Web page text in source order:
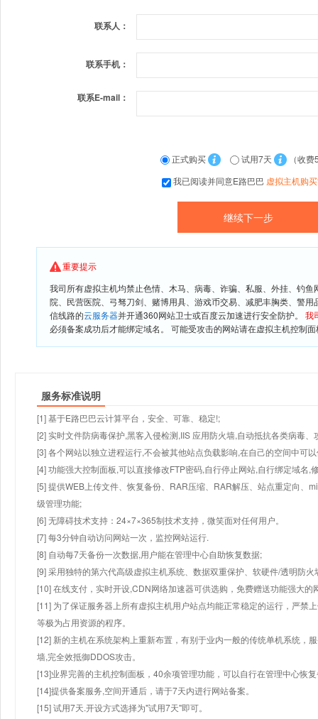
联系人：
联系手机：
联系E-mail：
正式购买 试用7天
（收费
我已阅读并同意E路巴巴 虚拟主机购
重要提示
我司所有虚拟主机均禁止色情、木马、病毒、诈骗、私服、外挂、钓
院、民营医院、弓驽刀剑、赌博用具、游戏币交易、减肥丰胸类、警
信线路的云服务器并开通360网站卫士或百度云加速进行安全防护。 我
必须备案成功后才能绑定域名。 可能受攻击的网站请在虚拟主机控制
服务标准说明
[1] 基于E路巴巴云计算平台，安全、可靠、稳定!;
[2] 实时文件防病毒保护,黑客入侵检测,IIS 应用防火墙,自动抵抗各类病毒、
[3] 各个网站以独立进程运行,不会被其他站点负载影响,在自己的空间中可
[4] 功能强大控制面板,可以直接修改FTP密码,自行停止网站,自行绑定域名,
[5] 提供WEB上传文件、恢复备份、RAR压缩、RAR解压、站点重定向、
级管理功能;
[6] 无障碍技术支持：24×7×365制技术支持，微笑面对任何用户。
[7] 每3分钟自动访问网站一次，监控网站运行.
[8] 自动每7天备份一次数据,用户能在管理中心自助恢复数据;
[9] 采用独特的第六代高级虚拟主机系统、数据双重保护、软硬件/透明防火
[10] 在线支付，实时开设,CDN网络加速器可供选购，免费赠送功能强大
[11] 为了保证服务器上所有虚拟主机用户站点均能正常稳定的运行，严禁
等极为占用资源的程序。
[12] 新的主机在系统架构上重新布置，有别于业内一般的传统单机系统，
墙,完全效抵御DDOS攻击。
[13]业界完善的主机控制面板，40余项管理功能，可以自行在管理中心恢
[14]提供备案服务,空间开通后，请于7天内进行网站备案。
[15] 试用7天.开设方式选择为"试用7天"即可。